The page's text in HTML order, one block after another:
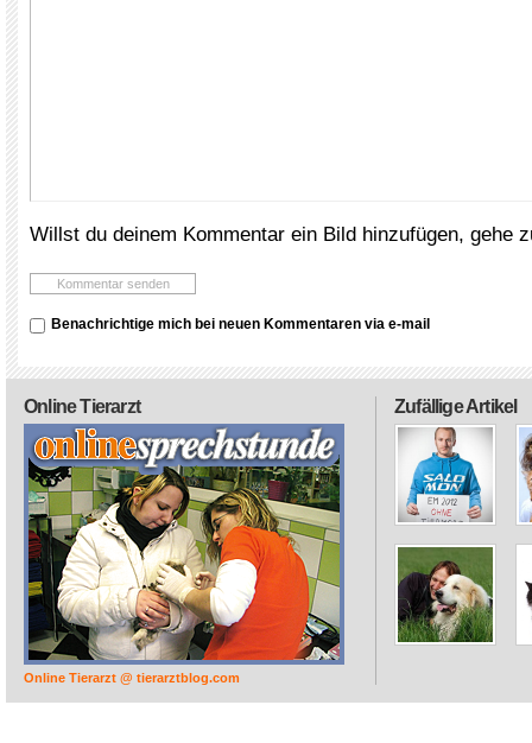
Willst du deinem Kommentar ein Bild hinzufügen, gehe
Benachrichtige mich bei neuen Kommentaren via e-mail
Zufällige Artikel
Online Tierarzt
Online Tierarzt @ tierarztblog.com